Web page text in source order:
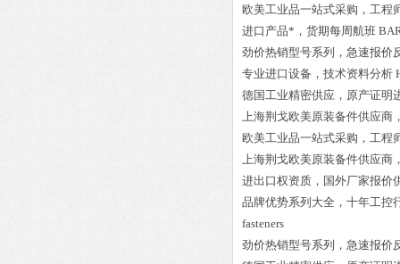
欧美工业品一站式采购，工程
进口产品*，货期每周航班
劲价热销型号系列，急速报价
专业进口设备，技术资料分析
德国工业精密供应，原产证明
上海荆戈欧美原装备件供应商
欧美工业品一站式采购，工程
上海荆戈欧美原装备件供应商
进出口权资质，国外厂家报价
品牌优势系列大全，十年工控
fasteners
劲价热销型号系列，急速报价